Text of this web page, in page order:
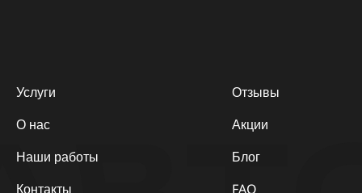
Услуги
О нас
Наши работы
Контакты
Отзывы
Акции
Блог
FAQ